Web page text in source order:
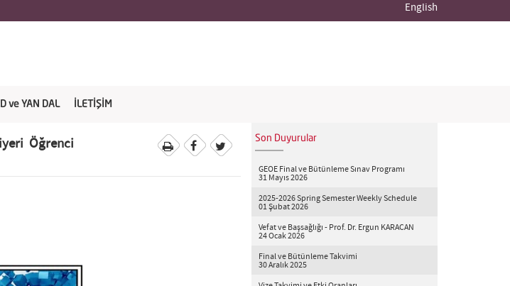
English
ve YAN DAL İLETİŞİM
Öğrenci
Son Duyurular
GEOE Final ve Bütünleme Sınav Programı
31 Mayıs 2026
2025-2026 Spring Semester Weekly Schedule
01 Şubat 2026
Vefat ve Başsağlığı - Prof. Dr. Ergun KARACAN
24 Ocak 2026
Final ve Bütünleme Takvimi
30 Aralık 2025